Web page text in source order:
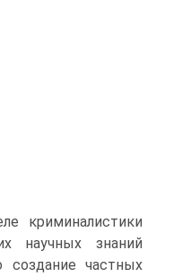
криминалистики
научных знаний
создание частных